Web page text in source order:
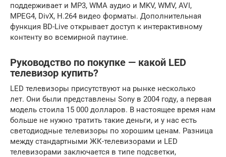
поддерживает и MP3, WMA аудио и MKV, WMV, AVI,
MPEG4, DivX, H.264 видео форматы. Дополнительная
функция BD-Live открывает доступ к интерактивному
контенту во всемирной паутине.
Руководство по покупке — какой LED
телевизор купить?
LED телевизоры присутствуют на рынке несколько
лет. Они были представлены Sony в 2004 году, а первая
модель стоила 15 000 долларов. В настоящее время нам
больше не нужно тратить такие деньги, и у нас есть
светодиодные телевизоры по хорошим ценам. Разница
между стандартными ЖК-телевизорами и LED
телевизорами заключается в типе подсветки,